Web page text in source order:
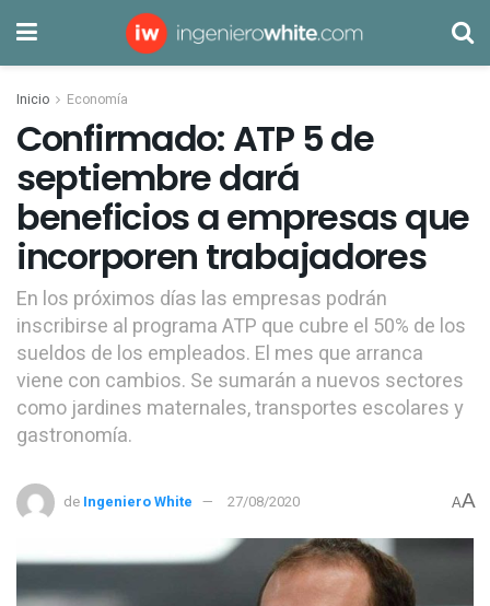
Inicio Economía
Confirmado: ATP 5 de
septiembre dará
beneficios a empresas que
incorporen trabajadores
En los próximos días las empresas podrán
inscribirse al programa ATP que cubre el 50% de los
sueldos de los empleados. El mes que arranca
viene con cambios. Se sumarán a nuevos sectores
como jardines maternales, transportes escolares y
gastronomía.
de Ingeniero White 27/08/2020 AA